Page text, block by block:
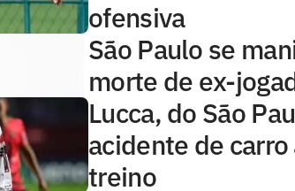
ofensiva
São Paulo se
morte de ex-
Lucca, do São
acidente de
treino